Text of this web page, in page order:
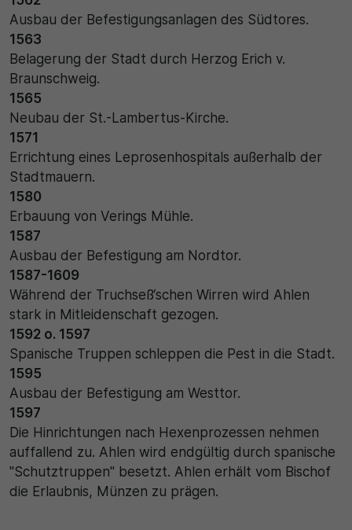
Ausbau der Befestigungsanlagen des Südtores.
1563
Belagerung der Stadt durch Herzog Erich v.
Braunschweig.
1565
Neubau der St.-Lambertus-Kirche.
1571
Errichtung eines Leprosenhospitals außerhalb der
Stadtmauern.
1580
Erbauung von Verings Mühle.
1587
Ausbau der Befestigung am Nordtor.
1587-1609
Während der Truchseß‘schen Wirren wird Ahlen
stark in Mitleidenschaft gezogen.
1592 o. 1597
Spanische Truppen schleppen die Pest in die Stadt.
1595
Ausbau der Befestigung am Westtor.
1597
Die Hinrichtungen nach Hexenprozessen nehmen
auffallend zu. Ahlen wird endgültig durch spanische
"Schutztruppen" besetzt. Ahlen erhält vom Bischof
die Erlaubnis, Münzen zu prägen.
Name
SgCookieOptin.lastPreferences
Anbieter
Cookie Consent / Ahlen
Laufzeit
1 Jahr
Dieser Wert speichert Ihre Consent-Einstellungen.
Unter anderem eine zufällig generierte ID, für die
historische Speicherung Ihrer vorgenommen
Einstellungen, falls der Webseiten-Betreiber dies
eingestellt hat.
Laufzeit
1 Jahr
Zweck
Wird für statistische Zwecke verwendet, um Details
wie die eindeutige Besucher-ID zu speichern.
Name
_pk_ses\..*$
Anbieter
Matomo
Laufzeit
Zweck
Wird für statistische Zwecke verwendet, um
vorübergehende Daten des Besuchs zu speichern.